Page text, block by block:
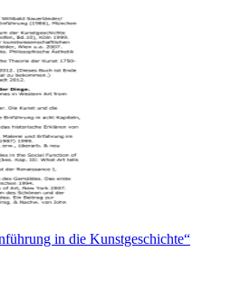
in die Kunstgeschichte“